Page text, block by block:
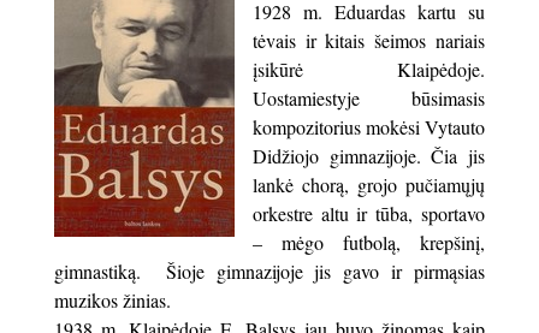
1928 m. Eduardas kartu su
tėvais ir kitais šeimos nariais
įsikūrė Klaipėdoje.
Uostamiestyje būsimasis
kompozitorius mokėsi Vytauto
Didžiojo gimnazijoje. Čia jis
lankė chorą, grojo pučiamųjų
orkestre altu ir tūba, sportavo
– mėgo futbolą, krepšinį,
gimnastiką. Šioje gimnazijoje jis gavo ir pirmąsias
muzikos žinias.